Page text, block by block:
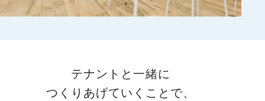
テナントと一緒に
つくりあげていくことで、